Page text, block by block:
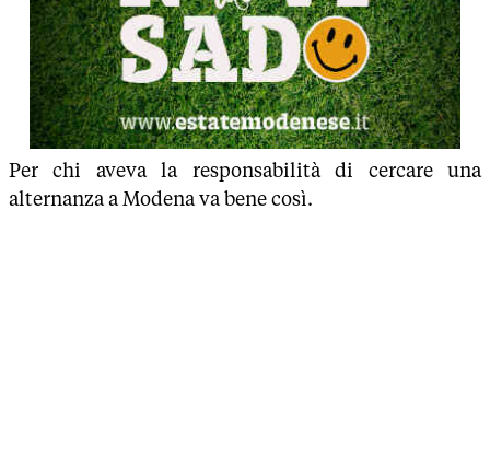
Per chi aveva la responsabilità di cercare una
alternanza a Modena va bene così.